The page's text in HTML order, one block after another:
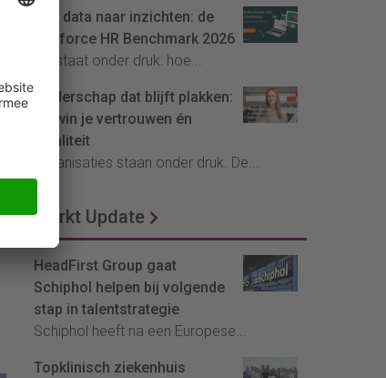
Van data naar inzichten: de
Youforce HR Benchmark 2026
HR staat onder druk: hoe...
Leiderschap dat blijft plakken:
zo win je vertrouwen én
loyaliteit
Organisaties staan onder druk. De...
Markt Update
HeadFirst Group gaat
Schiphol helpen bij volgende
stap in talentstrategie
Schiphol heeft na een Europese...
Topklinisch ziekenhuis